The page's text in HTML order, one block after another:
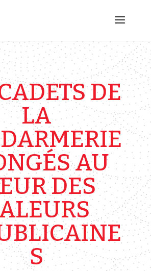
DE
LA
AU
DES
S